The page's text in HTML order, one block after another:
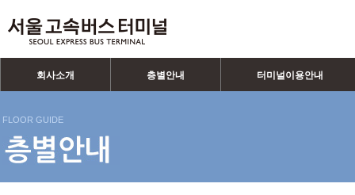
회사소개 층별안내 터미널이용안내
FLOOR GUIDE